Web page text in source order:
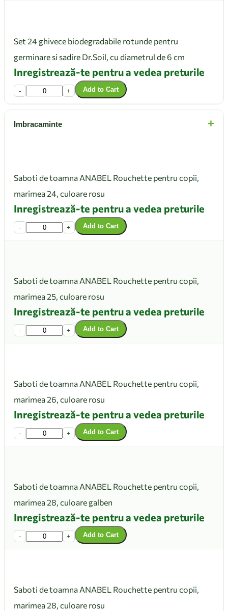
Set 24 ghivece biodegradabile rotunde pentru
germinare si sadire Dr.Soil, cu diametrul de 6 cm
Inregistrează-te pentru a vedea preturile
- + Add to Cart
Imbracaminte +
Saboti de toamna ANABEL Rouchette pentru copii,
marimea 24, culoare rosu
Inregistrează-te pentru a vedea preturile
- + Add to Cart
Saboti de toamna ANABEL Rouchette pentru copii,
marimea 25, culoare rosu
Inregistrează-te pentru a vedea preturile
- + Add to Cart
Saboti de toamna ANABEL Rouchette pentru copii,
marimea 26, culoare rosu
Inregistrează-te pentru a vedea preturile
- + Add to Cart
Saboti de toamna ANABEL Rouchette pentru copii,
marimea 28, culoare galben
Inregistrează-te pentru a vedea preturile
- + Add to Cart
Saboti de toamna ANABEL Rouchette pentru copii,
marimea 28, culoare rosu